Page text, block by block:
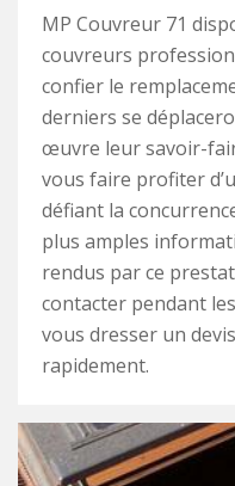
MP Couvreur 71
couvreurs
confier le
derniers se
œuvre leur savoir-
vous faire profiter
défiant la
plus amples
rendus par ce
contacter pendant
vous dresser un
rapidement.